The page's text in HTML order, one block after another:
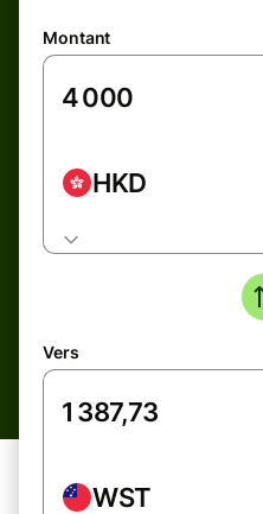
Montant
HKD
Vers
WST